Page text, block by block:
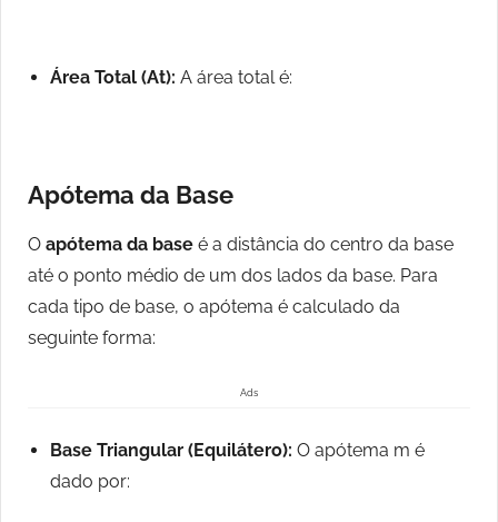
Área Total (At): A área total é:
Apótema da Base
O apótema da base é a distância do centro da base
até o ponto médio de um dos lados da base. Para
cada tipo de base, o apótema é calculado da
seguinte forma:
Ads
Base Triangular (Equilátero): O apótema m é
dado por: